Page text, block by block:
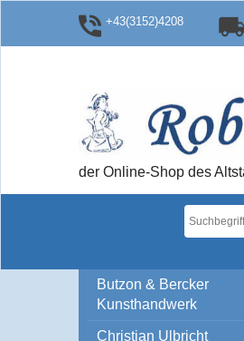
+43(3152)4208
der Online-Shop des
Butzon & Bercker
Kunsthandwerk
Christian Ulbricht